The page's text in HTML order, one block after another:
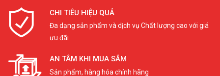
CHI TIÊU HIỆU QUẢ
Đa dạng sản phẩm và dịch vụ Chất lượng cao với giá
ưu đãi
AN TÂM KHI MUA SẮM
Sản phẩm, hàng hóa chính hãng